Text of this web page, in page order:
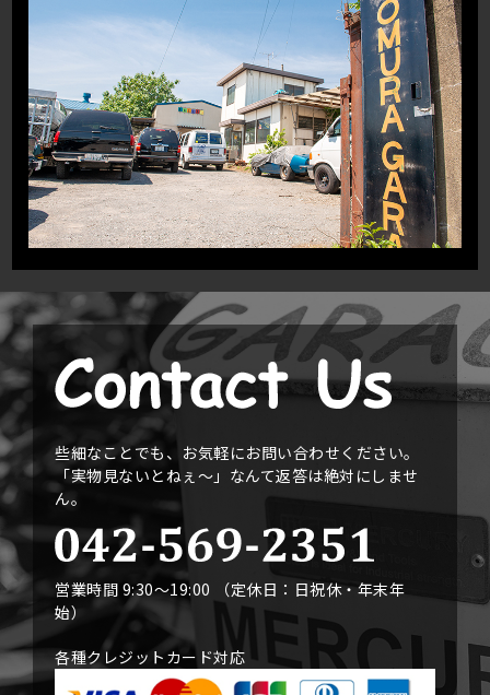
些細なことでも、お気軽にお問い合わせください。
「実物見ないとねぇ〜」なんて返答は絶対にしませ
ん。
営業時間 9:30〜19:00 （定休日：日祝休・年末年
始）
各種クレジットカード対応